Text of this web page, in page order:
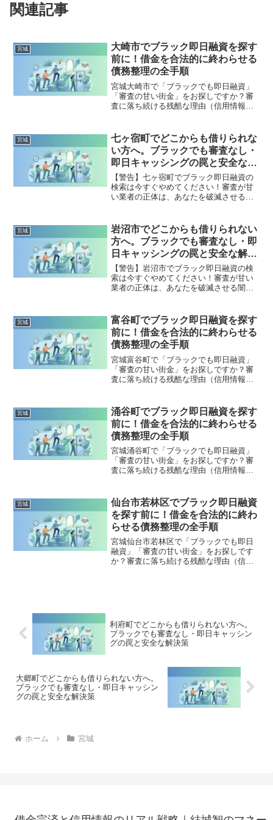
関連記事
宮城
大崎市でブラック即日融資を探す
前に！借金を合法的に終わらせる
債務整理の全手順
宮城大崎市で「ブラックでも即日融資」
「審査の甘い街金」をお探しですか？審
査に落ち続ける残酷な理由（信用情報と
底解説。多重債務の地獄から抜け出し、
合法的に借金を減額・免除する「債務整
理」の正しい知識と、今すぐ督促を止め
る無料相談窓口をご案内します。
宮城
七ヶ宿町でどこからも借りられな
い方へ。ブラックでも審査なし・
即日キャッシングの罠と安全な解
決策
【警告】七ヶ宿町でブラック即日融資の
検索は今すぐやめてください！審査が甘
い業者の正体は、あなたを破滅させる闇
七ヶ宿町で違法業者を避け、借金地獄か
ら抜け出した方々の実体験と確実な解決
策を完全公開。
宮城
岩沼市でどこからも借りられない
方へ。ブラックでも審査なし・即
日キャッシングの罠と安全な解決
策
【警告】岩沼市でブラック即日融資の検
索は今すぐやめてください！審査が甘い
業者の正体は、あなたを破滅させる闇金
市で違法業者を避け、借金地獄から抜け
出した方々の実体験と確実な解決策を完
全公開。
宮城
富谷町でブラック即日融資を探す
前に！借金を合法的に終わらせる
債務整理の全手順
宮城富谷町で「ブラックでも即日融資」
「審査の甘い街金」をお探しですか？審
査に落ち続ける残酷な理由（信用情報と
底解説。多重債務の地獄から抜け出し、
合法的に借金を減額・免除する「債務整
理」の正しい知識と、今すぐ督促を止め
る無料相談窓口をご案内します。
宮城
涌谷町でブラック即日融資を探す
前に！借金を合法的に終わらせる
債務整理の全手順
宮城涌谷町で「ブラックでも即日融資」
「審査の甘い街金」をお探しですか？審
査に落ち続ける残酷な理由（信用情報と
底解説。多重債務の地獄から抜け出し、
合法的に借金を減額・免除する「債務整
理」の正しい知識と、今すぐ督促を止め
る無料相談窓口をご案内します。
宮城
仙台市若林区でブラック即日融資
を探す前に！借金を合法的に終わ
らせる債務整理の全手順
宮城仙台市若林区で「ブラックでも即日
融資」「審査の甘い街金」をお探しです
か？審査に落ち続ける残酷な理由（信用
促を止める無料相談窓口をご案内しま
す。
利府町でどこからも借りられない方へ。
ブラックでも審査なし・即日キャッシン
グの罠と安全な解決策
大郷町でどこからも借りられない方へ。
ブラックでも審査なし・即日キャッシン
グの罠と安全な解決策
ホーム 宮城